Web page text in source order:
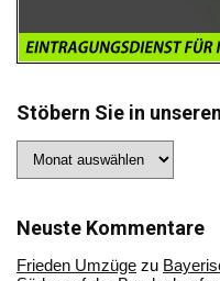
Stöbern Sie in
Sie
Archiv
Neuste Kommentare
Frieden Umzüge zu